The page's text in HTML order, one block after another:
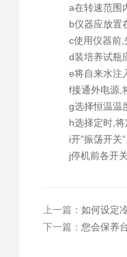
a在转速范围内
b仪器应放置在
c使用仪器前,先
d装培养试瓶应
e将自来水注入
f接通外电源,将
g选择恒温温度
h选择定时,将定
i开”振荡开关”,
j停机前各开关
上一篇： 如何设定
下一篇： 您会保养